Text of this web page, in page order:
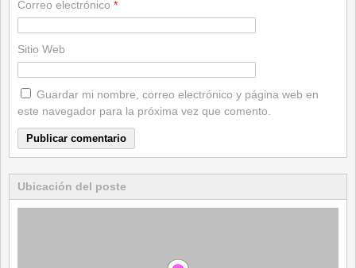
Correo electrónico *
Sitio Web
Guardar mi nombre, correo electrónico y página web en
este navegador para la próxima vez que comento.
Ubicación del poste